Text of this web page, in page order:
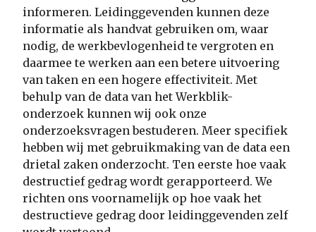
informeren. Leidinggevenden kunnen deze
informatie als handvat gebruiken om, waar
nodig, de werkbevlogenheid te vergroten en
daarmee te werken aan een betere uitvoering
van taken en een hogere effectiviteit. Met
behulp van de data van het Werkblik-
onderzoek kunnen wij ook onze
onderzoeksvragen bestuderen. Meer specifiek
hebben wij met gebruikmaking van de data een
drietal zaken onderzocht. Ten eerste hoe vaak
destructief gedrag wordt gerapporteerd. We
richten ons voornamelijk op hoe vaak het
destructieve gedrag door leidinggevenden zelf